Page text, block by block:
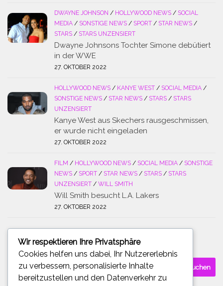
DWAYNE JOHNSON / HOLLYWOOD NEWS / SOCIAL
MEDIA / SONSTIGE NEWS / SPORT / STAR NEWS /
STARS / STARS UNZENSIERT
Dwayne Johnsons Tochter Simone debütiert
in der WWE
27. OKTOBER 2022
HOLLYWOOD NEWS / KANYE WEST / SOCIAL MEDIA /
SONSTIGE NEWS / STAR NEWS / STARS / STARS
UNZENSIERT
Kanye West aus Skechers rausgeschmissen,
er wurde nicht eingeladen
27. OKTOBER 2022
FILM / HOLLYWOOD NEWS / SOCIAL MEDIA / SONSTIGE
NEWS / SPORT / STAR NEWS / STARS / STARS
UNZENSIERT / WILL SMITH
Will Smith besucht L.A. Lakers
27. OKTOBER 2022
Suchen
nach:
Wir respektieren Ihre Privatsphäre
Cookies helfen uns dabei, Ihr Nutzererlebnis
zu verbessern, personalisierte Inhalte
bereitzustellen und den Datenverkehr zu